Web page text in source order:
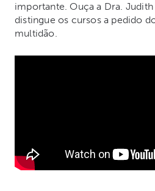
importante. Ouça a Dra.
distingue os cursos a pedido
multidão.